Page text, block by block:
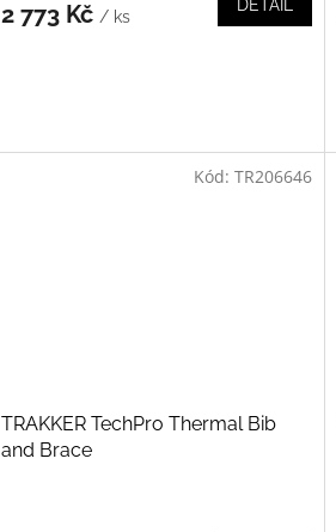
2 773 Kč / ks
DETAIL
TRAKKER TechPro Thermal Bib
and Brace
Kód: TR206646